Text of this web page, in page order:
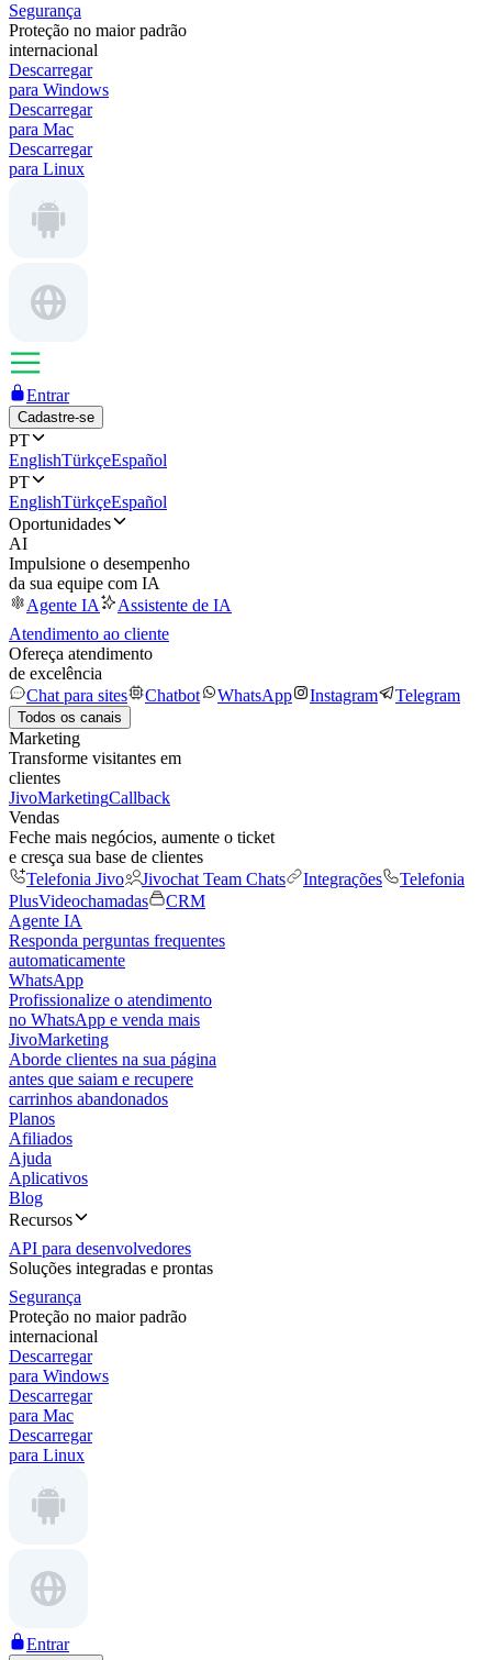
Segurança
Proteção no maior padrão
internacional
Descarregar
para Windows
Descarregar
para Mac
Descarregar
para Linux
Entrar
Cadastre-se
PT
EnglishTürkçeEspañol
PT
EnglishTürkçeEspañol
Oportunidades
AI
Impulsione o desempenho
da sua equipe com IA
Agente IA
Assistente de IA
Atendimento ao cliente
Ofereça atendimento
de excelência
Chat para sites
Chatbot WhatsApp Instagram Telegram
Todos os canais
Marketing
Transforme visitantes em
clientes
JivoMarketingCallback
Vendas
Feche mais negócios, aumente o ticket
e cresça sua base de clientes
Telefonia Jivo
Jivochat Team Chats Integrações
Telefonia
PlusVideochamadas
CRM
Agente IA
Responda perguntas frequentes
automaticamente
WhatsApp
Profissionalize o atendimento
no WhatsApp e venda mais
JivoMarketing
Aborde clientes na sua página
antes que saiam e recupere
carrinhos abandonados
Planos
Afiliados
Ajuda
Aplicativos
Blog
Recursos
API para desenvolvedores
Soluções integradas e prontas
Segurança
Proteção no maior padrão
internacional
Descarregar
para Windows
Descarregar
para Mac
Descarregar
para Linux
Entrar